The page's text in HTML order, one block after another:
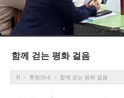
함께 걷는 평화 걸음
H > 후원안내 > 함께 걷는 평화 걸음